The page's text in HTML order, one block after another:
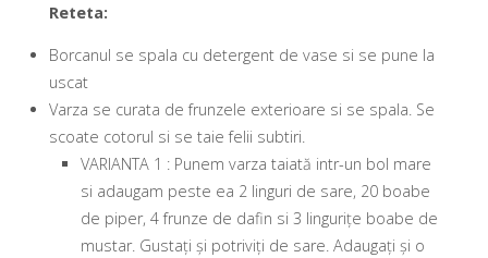
Reteta:
Borcanul se spala cu detergent de vase si se pune la
uscat
Varza se curata de frunzele exterioare si se spala. Se
scoate cotorul si se taie felii subtiri.
VARIANTA 1 : Punem varza taiată intr-un bol mare
si adaugam peste ea 2 linguri de sare, 20 boabe
de piper, 4 frunze de dafin si 3 lingurițe boabe de
mustar. Gustați și potriviți de sare. Adaugați și o